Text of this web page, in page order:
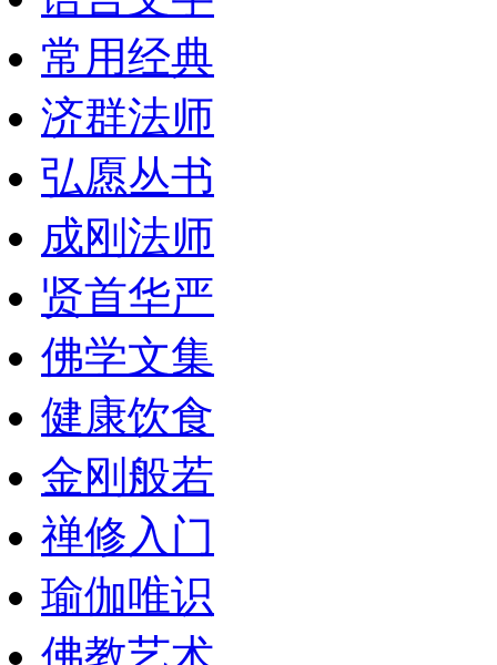
常用经典
济群法师
弘愿丛书
成刚法师
贤首华严
佛学文集
健康饮食
金刚般若
禅修入门
瑜伽唯识